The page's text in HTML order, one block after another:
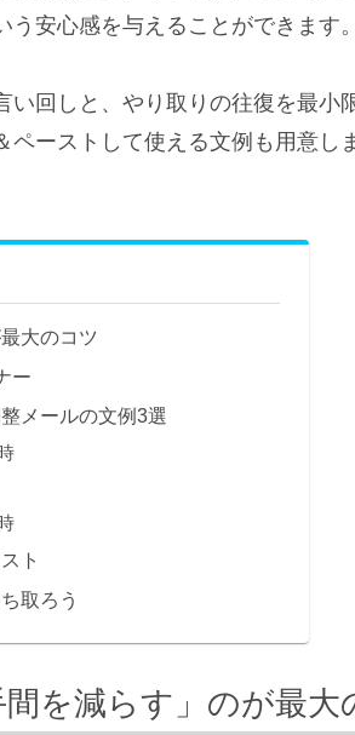
安心感を与えることができます。
回しと、やり取りの往復を最小
ーストして使える文例も用意し
大のコツ
ー
メールの文例3選
ト
取ろう
を減らす」のが最大